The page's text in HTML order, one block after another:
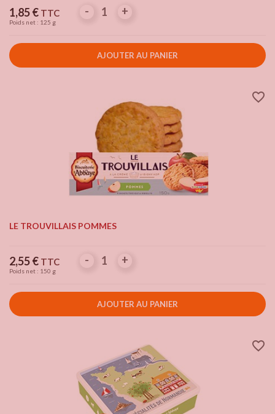
Prix
1,85 € TTC
Poids net : 125 g
- +
- +
AJOUTER AU PANIER
favorite_border
LE TROUVILLAIS POMMES
Prix
2,55 € TTC
Poids net : 150 g
- +
- +
AJOUTER AU PANIER
favorite_border